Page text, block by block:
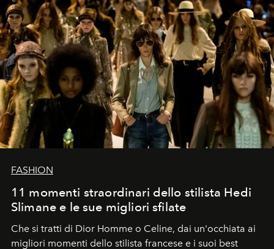
FASHION
11 momenti straordinari dello stilista Hedi
Slimane e le sue migliori sfilate
Che si tratti di Dior Homme o Celine, dai un'occhiata ai
migliori momenti dello stilista francese e i suoi best